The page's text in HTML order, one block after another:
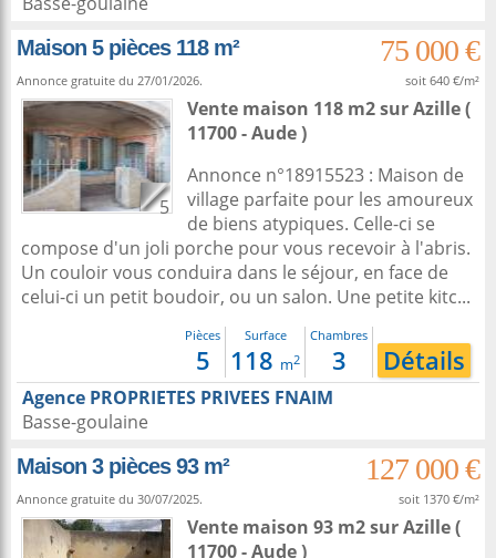
Maison 5 pièces 118 m²
75 000 €
Annonce gratuite du 27/01/2026. soit 640 €/m²
5
Vente maison 118 m2surAzille(
11700 - Aude )
Annonce n°18915523 : Maison de
village parfaite pour les amoureux
de biens atypiques. Celle-ci se
compose d'un joli porche pour vous recevoir à l'abris.
Un couloir vous conduira dans le séjour, en face de
celui-ci un petit boudoir, ou un salon. Une petite kitc...
Pièces
5
Surface
118 m2
Chambres
3 Détails
Agence PROPRIETES PRIVEES FNAIM
Basse-goulaine
Maison 3 pièces 93 m²
127 000 €
Annonce gratuite du 30/07/2025. soit 1370 €/m²
Vente maison 93 m2surAzille(
11700 - Aude )